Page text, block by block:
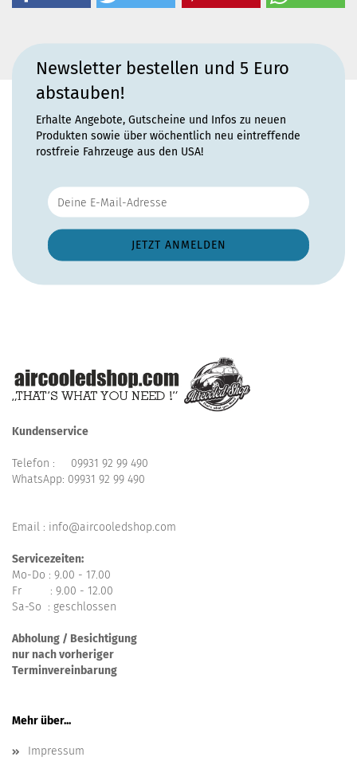
Newsletter bestellen und 5 Euro
abstauben!
Erhalte Angebote, Gutscheine und Infos zu neuen
Produkten sowie über wöchentlich neu eintreffende
rostfreie Fahrzeuge aus den USA!
Kundenservice
Telefon : 09931 92 99 490
WhatsApp: 09931 92 99 490
Email : info@aircooledshop.com
Servicezeiten:
Mo-Do : 9.00 - 17.00
Fr : 9.00 - 12.00
Sa-So : geschlossen
Abholung / Besichtigung
nur nach vorheriger
Terminvereinbarung
Mehr über...
Impressum